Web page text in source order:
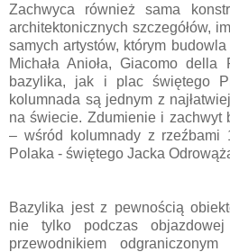
Zachwyca również sama
architektonicznych szczegółów,
samych artystów, którym
Michała Anioła, Giacomo
bazylika, jak i plac świętego
kolumnada są jednym z
na świecie. Zdumienie i zachwyt
– wśród kolumnady z rzeźbami
Polaka - świętego Jacka
Bazylika jest z pewnością
nie tylko podczas
przewodnikiem